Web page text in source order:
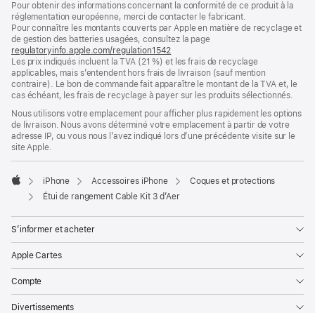
de
page
de
bas
de
page
Pour obtenir des informations concernant la conformité de ce produit à la
réglementation européenne, merci de contacter le fabricant.
Pour connaître les montants couverts par Apple en matière de recyclage et
de gestion des batteries usagées, consultez la page
regulatoryinfo.apple.com/regulation1542
dans
une
nouvelle
fenêtre)
Les prix indiqués incluent la TVA (21 %) et les frais de recyclage
applicables, mais s’entendent hors frais de livraison (sauf mention
contraire). Le bon de commande fait apparaître le montant de la TVA et, le
cas échéant, les frais de recyclage à payer sur les produits sélectionnés.
Nous utilisons votre emplacement pour afficher plus rapidement les options
de livraison. Nous avons déterminé votre emplacement à partir de votre
adresse IP, ou vous nous l’avez indiqué lors d’une précédente visite sur le
site Apple.
Apple
iPhone Accessoires iPhone
Coques et protections
Étui de rangement Cable Kit 3 d’Aer
S’informer et acheter
Apple Cartes
Compte
Divertissements